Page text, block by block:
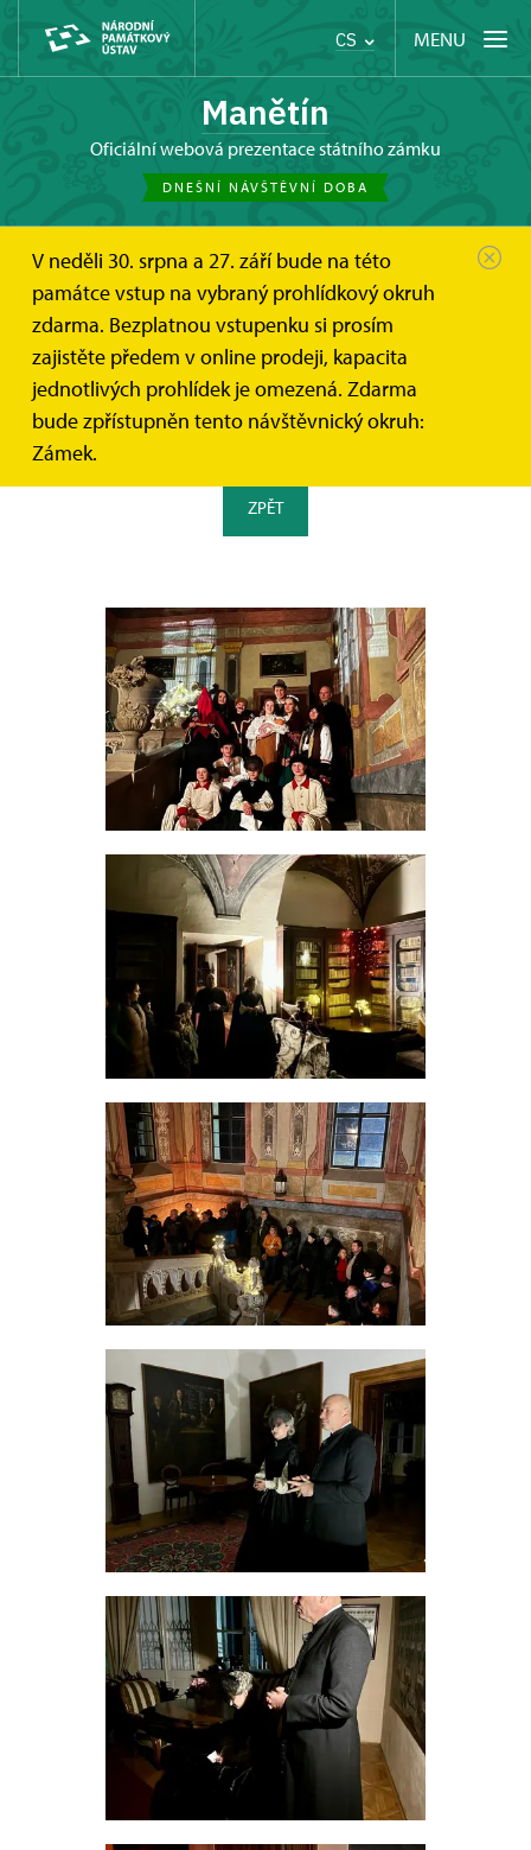
CS MENU
Manětín
oficiální webová prezentace státního zámku
DNEŠNÍ NÁVŠTĚVNÍ DOBA
V neděli 30. srpna a 27. září bude na této
památce vstup na vybraný prohlídkový okruh
zdarma. Bezplatnou vstupenku si prosím
zajistěte předem v online prodeji, kapacita
jednotlivých prohlídek je omezená. Zdarma
bude zpřístupněn tento návštěvnický okruh:
Zámek.
Manětín
Fotogalerie
NA MANĚTÍNSKÝCH STÍNADLECH 2024
NA MANĚTÍNSKÝCH
STÍNADLECH 2024
ZPĚT